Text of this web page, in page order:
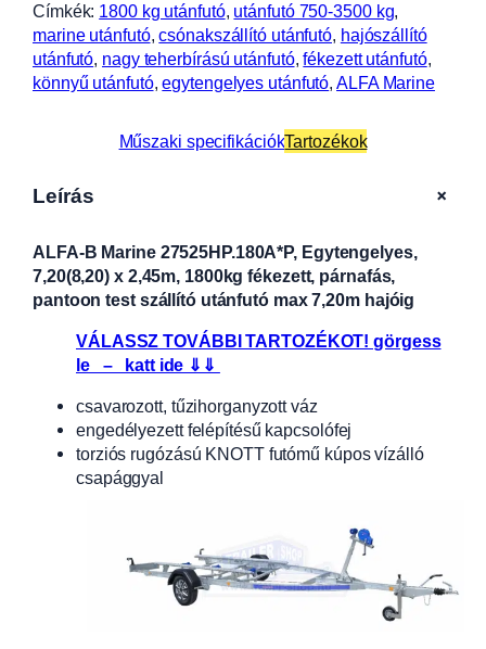
Címkék: 1800 kg utánfutó, utánfutó 750-3500 kg
marine utánfutó, csónakszállító utánfutó, hajószállító
utánfutó, nagy teherbírású utánfutó, fékezett utánfutó
könnyű utánfutó, egytengelyes utánfutó, ALFA Marine
Műszaki specifikációkTartozékok
Leírás +
ALFA-B Marine 27525HP.180A*P, Egytengelyes,
7,20(8,20) x 2,45m, 1800kg fékezett, párnafás,
pantoon test szállító utánfutó max 7,20m hajóig
VÁLASSZ TOVÁBBI TARTOZÉKOT! görgess
le – katt ide ⇓⇓
csavarozott, tűzihorganyzott váz
engedélyezett felépítésű kapcsolófej
torziós rugózású KNOTT futómű kúpos vízálló
csapággyal